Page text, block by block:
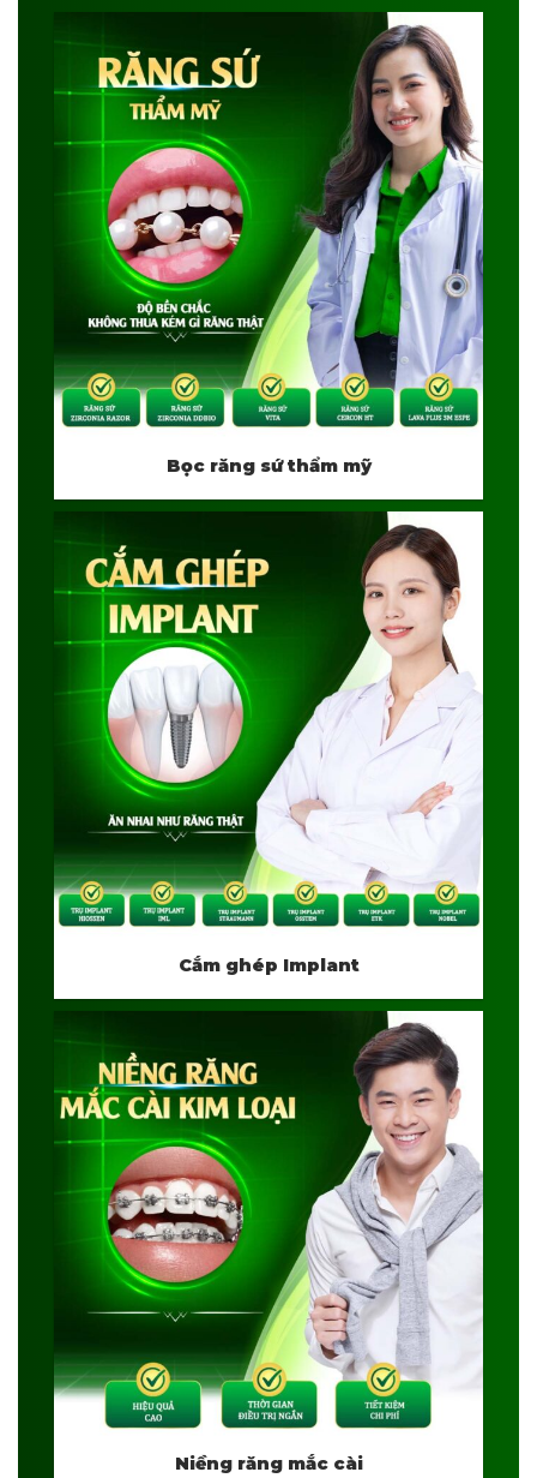
Bọc răng sứ thẩm mỹ
Cắm ghép Implant
Niềng răng mắc cài